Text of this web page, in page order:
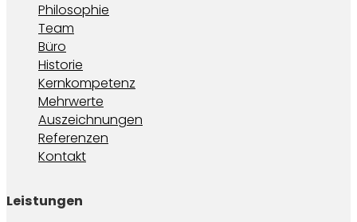
Philosophie
Team
Büro
Historie
Kernkompetenz
Mehrwerte
Auszeichnungen
Referenzen
Kontakt
Leistungen